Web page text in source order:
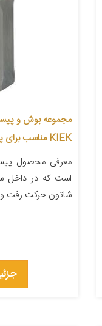
مجموعه بوش و
KIEK مناسب برای پژو 405
معرفی محصول
است که در داخل
شاتون حرکت رفت